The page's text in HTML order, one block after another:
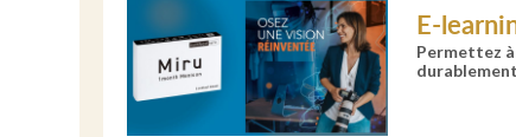
E-
Permettez